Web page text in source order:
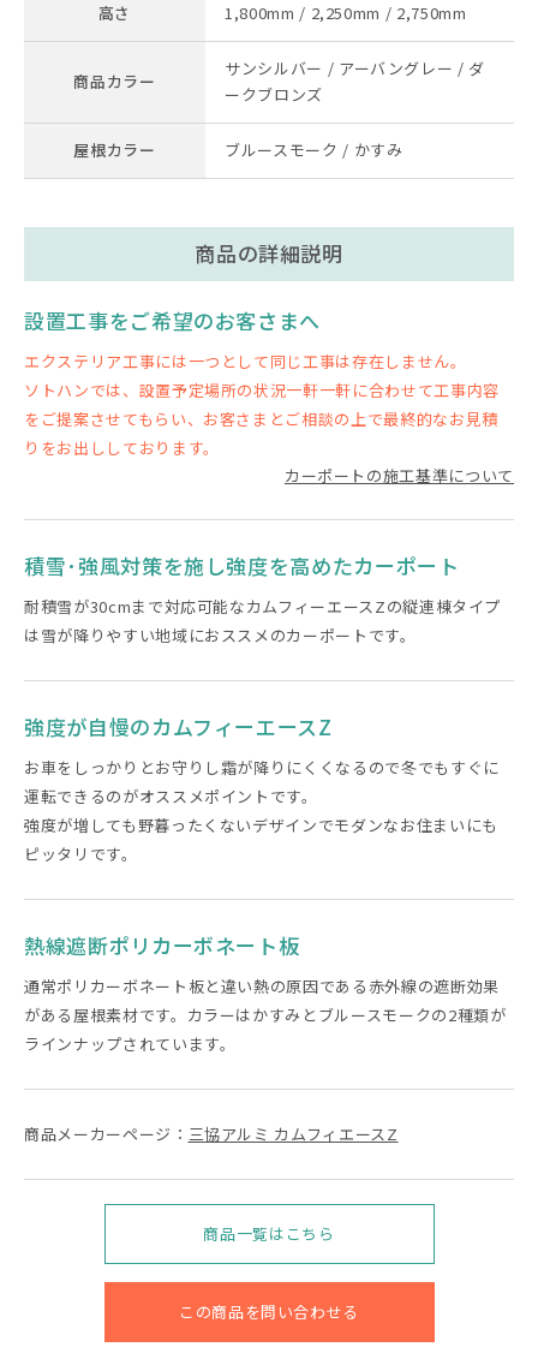
高さ 1,800mm / 2,250mm / 2,750mm
商品カラー
サンシルバー / アーバングレー / ダ
ークブロンズ
屋根カラー ブルースモーク / かすみ
商品の詳細説明
設置工事をご希望のお客さまへ
エクステリア工事には一つとして同じ工事は存在しません。
ソトハンでは、設置予定場所の状況一軒一軒に合わせて工事内容
をご提案させてもらい、お客さまとご相談の上で最終的なお見積
りをお出ししております。
カーポートの施工基準について
積雪･強風対策を施し強度を高めたカーポート
耐積雪が30cmまで対応可能なカムフィーエースZの縦連棟タイプ
は雪が降りやすい地域におススメのカーポートです。
強度が自慢のカムフィーエースZ
お車をしっかりとお守りし霜が降りにくくなるので冬でもすぐに
運転できるのがオススメポイントです。
強度が増しても野暮ったくないデザインでモダンなお住まいにも
ピッタリです。
熱線遮断ポリカーボネート板
通常ポリカーボネート板と違い熱の原因である赤外線の遮断効果
がある屋根素材です。カラーはかすみとブルースモークの2種類が
ラインナップされています。
商品メーカーページ： 三協アルミ カムフィエースZ
商品一覧はこちら
この商品を問い合わせる